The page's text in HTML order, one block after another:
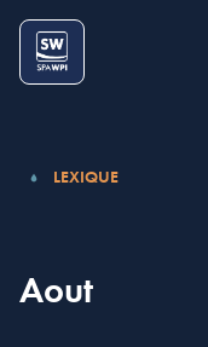
LEXIQUE
Aout